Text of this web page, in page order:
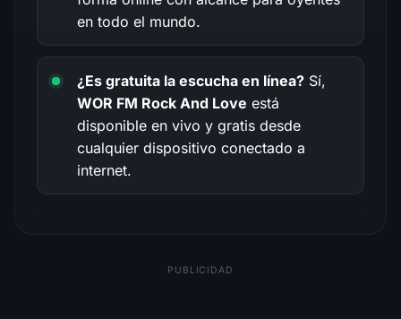
en todo el mundo.
¿Es gratuita la escucha en línea? Sí,
WOR FM Rock And Love está
disponible en vivo y gratis desde
cualquier dispositivo conectado a
internet.
PUBLICIDAD